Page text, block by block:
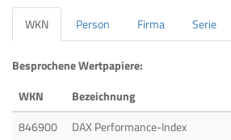
WKN
Person Firma Serie
Besprochene Wertpapiere:
WKN
Bezeichnung
846900
DAX Performance-Index